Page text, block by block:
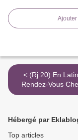
< (Rj:20) En Latino 8K
Rendez-Vous
Malawas 3Gp
Hébergé par
Top articles